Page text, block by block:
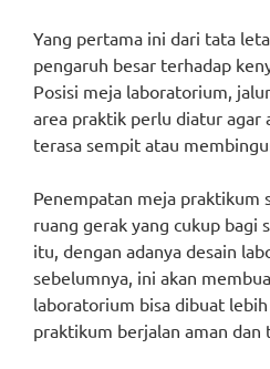
Yang pertama ini dari tata
pengaruh besar terhadap
Posisi meja laboratorium,
area praktik perlu diatur agar
terasa sempit atau
Penempatan meja praktikum
ruang gerak yang cukup bagi
itu, dengan adanya desain
sebelumnya, ini akan
laboratorium bisa dibuat
praktikum berjalan aman dan